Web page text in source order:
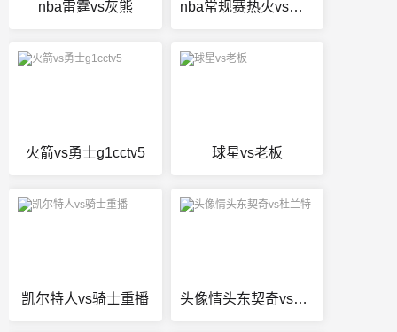
nba雷霆vs灰熊 nba常规赛热火vs火箭
火箭vs勇士g1cctv5 球星vs老板
凯尔特人vs骑士重播 头像情头东契奇vs杜兰特